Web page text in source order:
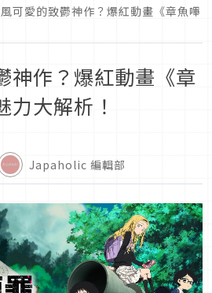
可愛的致鬱神作？爆紅動畫《章魚嗶
神作？爆紅動畫《章
力大解析！
Japaholic 編輯部